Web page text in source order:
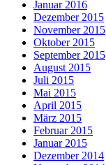
Januar 2016
Dezember 2015
November 2015
Oktober 2015
September 2015
August 2015
Juli 2015
Mai 2015
April 2015
März 2015
Februar 2015
Januar 2015
Dezember 2014